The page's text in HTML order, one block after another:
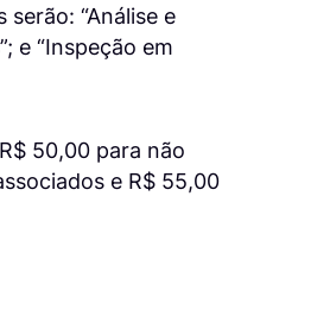
“Análise e
e “Inspeção em
50,00 para não
e R$ 55,00